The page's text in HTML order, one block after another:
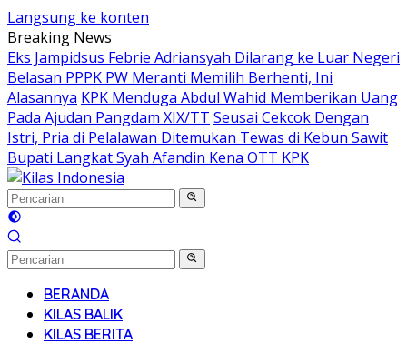
Langsung ke konten
Breaking News
Eks Jampidsus Febrie Adriansyah Dilarang ke Luar Negeri
Belasan PPPK PW Meranti Memilih Berhenti, Ini
Alasannya KPK Menduga Abdul Wahid Memberikan Uang
Pada Ajudan Pangdam XIX/TT Seusai Cekcok Dengan
Istri, Pria di Pelalawan Ditemukan Tewas di Kebun Sawit
Bupati Langkat Syah Afandin Kena OTT KPK
BERANDA
KILAS BALIK
KILAS BERITA